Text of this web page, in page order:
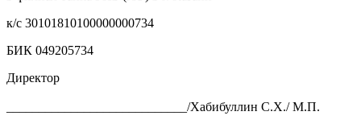
к/с 30101810100000000734
БИК 049205734
Директор
____________________________/Хабибуллин С.Х./ М.П.